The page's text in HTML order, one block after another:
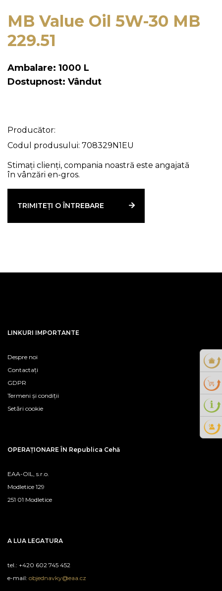
MB Value Oil 5W-30 MB
229.51
Ambalare: 1000 L
Dostupnost: Vândut
Producător:
Codul produsului: 708329N1EU
Stimați clienți, compania noastră este angajată
în vânzări en-gros.
TRIMITEȚI O ÎNTREBARE
LINKURI IMPORTANTE
Despre noi
Contactați
GDPR
Termeni și condiții
Setări cookie
OPERAȚIONARE ÎN Republica Cehă
EAA-OIL, s.r.o.
Modletice 129
251 01 Modletice
A LUA LEGATURA
tel.: +420 602 745 452
e-mail: objednavky@eaa.cz